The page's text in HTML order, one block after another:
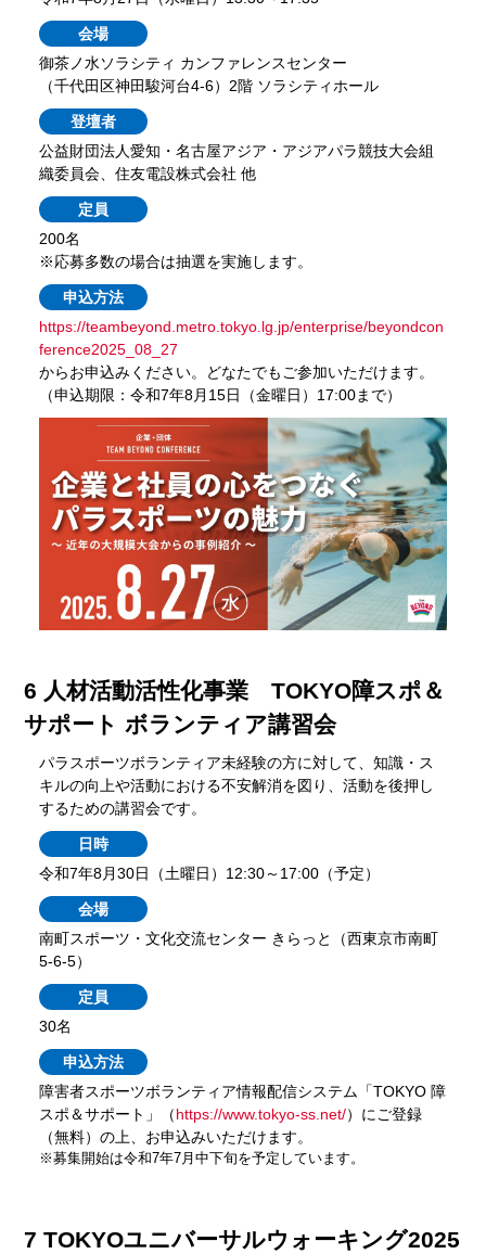
会場
御茶ノ水ソラシティ カンファレンスセンター
（千代田区神田駿河台4-6）2階 ソラシティホール
登壇者
公益財団法人愛知・名古屋アジア・アジアパラ競技大会組
織委員会、住友電設株式会社 他
定員
200名
※応募多数の場合は抽選を実施します。
申込方法
https://teambeyond.metro.tokyo.lg.jp/enterprise/beyondcon
ference2025_08_27
からお申込みください。どなたでもご参加いただけます。
（申込期限：令和7年8月15日（金曜日）17:00まで）
6 人材活動活性化事業 TOKYO障スポ＆
サポート ボランティア講習会
パラスポーツボランティア未経験の方に対して、知識・ス
キルの向上や活動における不安解消を図り、活動を後押し
するための講習会です。
日時
令和7年8月30日（土曜日）12:30～17:00（予定）
会場
南町スポーツ・文化交流センター きらっと（西東京市南町
5-6-5）
定員
30名
申込方法
障害者スポーツボランティア情報配信システム「TOKYO 障
スポ＆サポート」（https://www.tokyo-ss.net/）にご登録
（無料）の上、お申込みいただけます。
※募集開始は令和7年7月中下旬を予定しています。
7 TOKYOユニバーサルウォーキング2025